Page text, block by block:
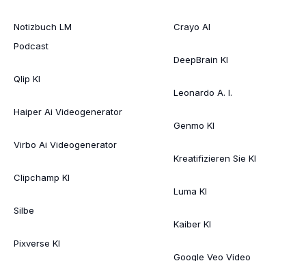
Notizbuch LM
Podcast
Qlip KI
Haiper Ai Videogenerator
Virbo Ai Videogenerator
Clipchamp KI
Silbe
Pixverse KI
Crayo AI
DeepBrain KI
Leonardo A. I.
Genmo KI
Kreatifizieren Sie KI
Luma KI
Kaiber KI
Google Veo Video